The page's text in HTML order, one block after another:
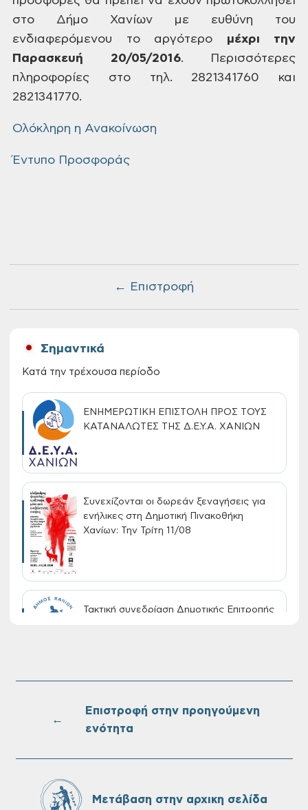
← Επιστροφή
στο Δήμο Χανίων με ευθύνη του
ενδιαφερόμενου το αργότερο
μέχρι
την
Παρασκευή 20/05/2016. Περισσότερες
πληροφορίες στο τηλ. 2821341760 και
2821341770.
Ολόκληρη η Ανακοίνωση
Έντυπο Προσφοράς
Σημαντικά
Κατά την τρέχουσα περίοδο
ΕΝΗΜΕΡΩΤΙΚΗ ΕΠΙΣΤΟΛΗ ΠΡΟΣ ΤΟΥΣ
ΚΑΤΑΝΑΛΩΤΕΣ ΤΗΣ Δ.Ε.Υ.Α. ΧΑΝΙΩΝ
Συνεχίζονται οι δωρεάν ξεναγήσεις για
ενήλικες στη Δημοτική Πινακοθήκη
Χανίων: Την Τρίτη 11/08
Τακτική συνεδρίαση Δημοτικής Επιτροπής
Επαναλειτουργία του συστήματος
Ονουφρίου
Πίνακες Κατάταξης & Βαθμολογίας,
Δήμου Χανίων
←
Επιστροφή στην προηγούμενη
ενότητα
Μετάβαση στην αρχικη σελίδα